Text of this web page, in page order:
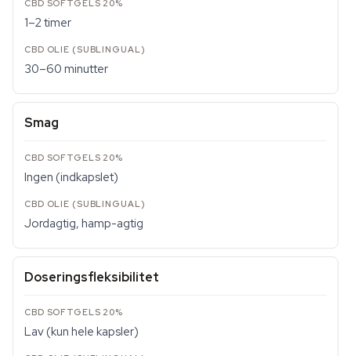
1–2 timer
30–60 minutter
Smag
Ingen (indkapslet)
Jordagtig, hamp-agtig
Doseringsfleksibilitet
Lav (kun hele kapsler)